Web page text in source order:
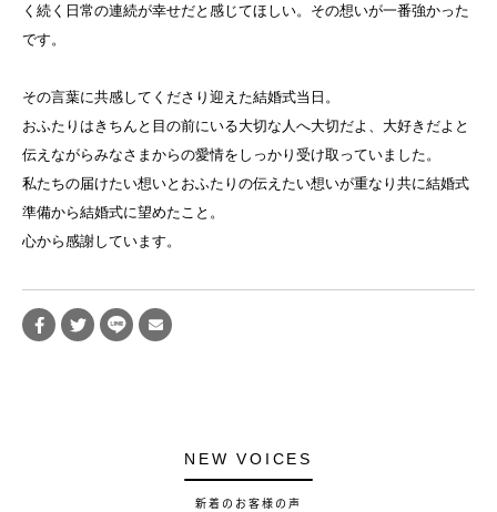
く続く日常の連続が幸せだと感じてほしい。その想いが一番強かった
です。
その言葉に共感してくださり迎えた結婚式当日。
おふたりはきちんと目の前にいる大切な人へ大切だよ、大好きだよと
伝えながらみなさまからの愛情をしっかり受け取っていました。
私たちの届けたい想いとおふたりの伝えたい想いが重なり共に結婚式
準備から結婚式に望めたこと。
心から感謝しています。
NEW VOICES
新着のお客様の声